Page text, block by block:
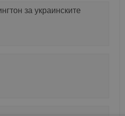
за украинските